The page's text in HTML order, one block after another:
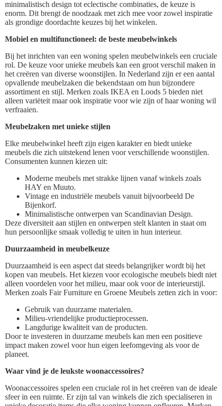
minimalistisch design tot eclectische combinaties, de keuze is
enorm. Dit brengt de noodzaak met zich mee voor zowel inspiratie
als grondige doordachte keuzes bij het winkelen.
Mobiel en multifunctioneel: de beste meubelwinkels
Bij het inrichten van een woning spelen meubelwinkels een cruciale
rol. De keuze voor unieke meubels kan een groot verschil maken in
het creëren van diverse woonstijlen. In Nederland zijn er een aantal
opvallende meubelzaken die bekendstaan om hun bijzondere
assortiment en stijl. Merken zoals IKEA en Loods 5 bieden niet
alleen variëteit maar ook inspiratie voor wie zijn of haar woning wil
verfraaien.
Meubelzaken met unieke stijlen
Elke meubelwinkel heeft zijn eigen karakter en biedt unieke
meubels die zich uitstekend lenen voor verschillende woonstijlen.
Consumenten kunnen kiezen uit:
Moderne meubels met strakke lijnen vanaf winkels zoals
HAY en Muuto.
Vintage en industriële meubels vanuit bijvoorbeeld De
Bijenkorf.
Minimalistische ontwerpen van Scandinavian Design.
Deze diversiteit aan stijlen en ontwerpen stelt klanten in staat om
hun persoonlijke smaak volledig te uiten in hun interieur.
Duurzaamheid in meubelkeuze
Duurzaamheid is een aspect dat steeds belangrijker wordt bij het
kopen van meubels. Het kiezen voor ecologische meubels biedt niet
alleen voordelen voor het milieu, maar ook voor de interieurstijl.
Merken zoals Fair Furniture en Groene Meubels zetten zich in voor:
Gebruik van duurzame materialen.
Milieu-vriendelijke productieprocessen.
Langdurige kwaliteit van de producten.
Door te investeren in duurzame meubels kan men een positieve
impact maken zowel voor hun eigen leefomgeving als voor de
planeet.
Waar vind je de leukste woonaccessoires?
Woonaccessoires spelen een cruciale rol in het creëren van de ideale
sfeer in een ruimte. Er zijn tal van winkels die zich specialiseren in